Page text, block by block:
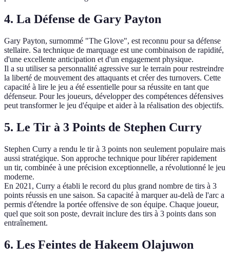
4. La Défense de Gary Payton
Gary Payton, surnommé "The Glove", est reconnu pour sa défense
stellaire. Sa technique de marquage est une combinaison de rapidité,
d'une excellente anticipation et d'un engagement physique.
Il a su utiliser sa personnalité agressive sur le terrain pour restreindre
la liberté de mouvement des attaquants et créer des turnovers. Cette
capacité à lire le jeu a été essentielle pour sa réussite en tant que
défenseur. Pour les joueurs, développer des compétences défensives
peut transformer le jeu d'équipe et aider à la réalisation des objectifs.
5. Le Tir à 3 Points de Stephen Curry
Stephen Curry a rendu le tir à 3 points non seulement populaire mais
aussi stratégique. Son approche technique pour libérer rapidement
un tir, combinée à une précision exceptionnelle, a révolutionné le jeu
moderne.
En 2021, Curry a établi le record du plus grand nombre de tirs à 3
points réussis en une saison. Sa capacité à marquer au-delà de l'arc a
permis d'étendre la portée offensive de son équipe. Chaque joueur,
quel que soit son poste, devrait inclure des tirs à 3 points dans son
entraînement.
6. Les Feintes de Hakeem Olajuwon